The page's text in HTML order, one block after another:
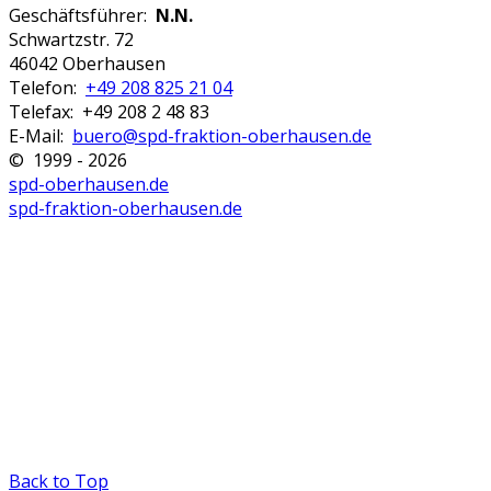
Geschäftsführer: N.N.
Schwartzstr. 72
46042 Oberhausen
Telefon: +49 208 825 21 04
Telefax: +49 208 2 48 83
E-Mail: buero@spd-fraktion-oberhausen.de
© 1999 - 2026
spd-oberhausen.de
spd-fraktion-oberhausen.de
Back to Top